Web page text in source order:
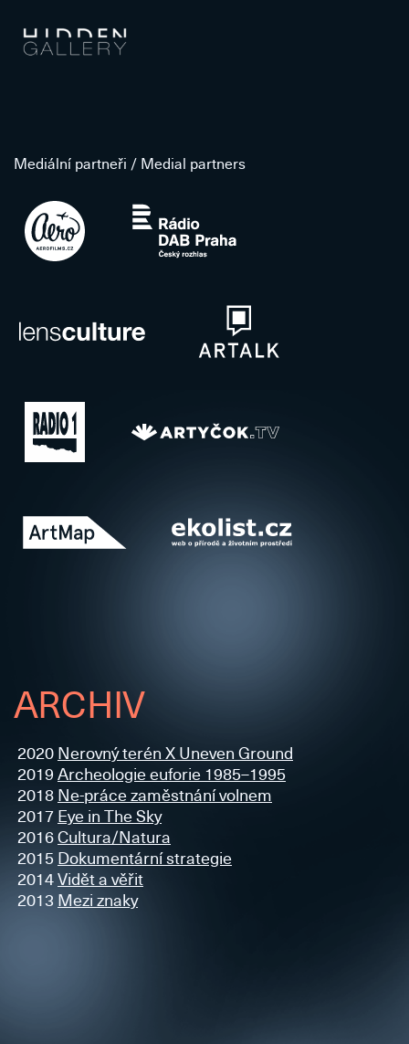
Mediální partneři / Medial partners
ARCHIV
2020 Nerovný terén X Uneven Ground
2019 Archeologie euforie 1985–1995
2018 Ne-práce zaměstnání volnem
2017 Eye in The Sky
2016Cultura/Natura
2015 Dokumentární strategie
2014Vidět a věřit
2013 Mezi znaky